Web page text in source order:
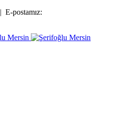
| E-postamız: